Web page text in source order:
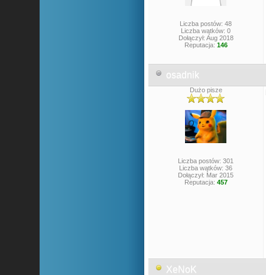
Liczba postów: 48
Liczba wątków: 0
Dołączył: Aug 2018
Reputacja: 146
osadnik
Dużo pisze
Liczba postów: 301
Liczba wątków: 36
Dołączył: Mar 2015
Reputacja: 457
XeNoK